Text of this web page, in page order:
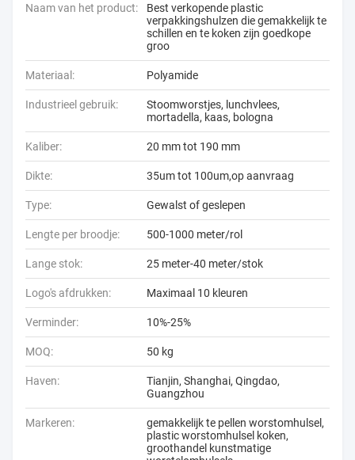
Naam van het product:
Best verkopende plastic
verpakkingshulzen die gemakkelijk te
schillen en te koken zijn goedkope
groo
Materiaal: Polyamide
Industrieel gebruik:
Stoomworstjes, lunchvlees,
mortadella, kaas, bologna
Kaliber: 20 mm tot 190 mm
Dikte: 35um tot 100um,op aanvraag
Type: Gewalst of geslepen
Lengte per broodje: 500-1000 meter/rol
Lange stok: 25 meter-40 meter/stok
Logo's afdrukken: Maximaal 10 kleuren
Verminder: 10%-25%
MOQ: 50 kg
Haven:
Tianjin, Shanghai, Qingdao,
Guangzhou
Markeren: gemakkelijk te pellen worstomhulsel ,
plastic worstomhulsel koken,
groothandel kunstmatige